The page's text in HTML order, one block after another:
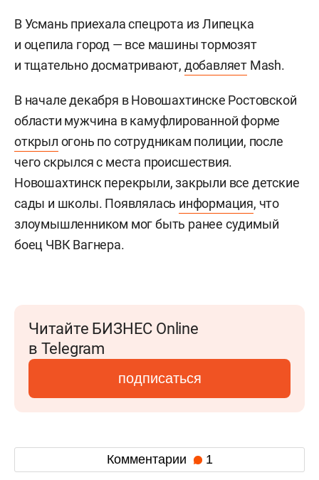
В Усмань приехала спецрота из Липецка
и оцепила город — все машины тормозят
и тщательно досматривают, добавляет Mash.
В начале декабря в Новошахтинске Ростовской
области мужчина в камуфлированной форме
открыл огонь по сотрудникам полиции, после
чего скрылся с места происшествия.
Новошахтинск перекрыли, закрыли все детские
сады и школы. Появлялась информация, что
злоумышленником мог быть ранее судимый
боец ЧВК Вагнера.
Читайте БИЗНЕС Online
в Telegram
подписаться
Комментарии 1